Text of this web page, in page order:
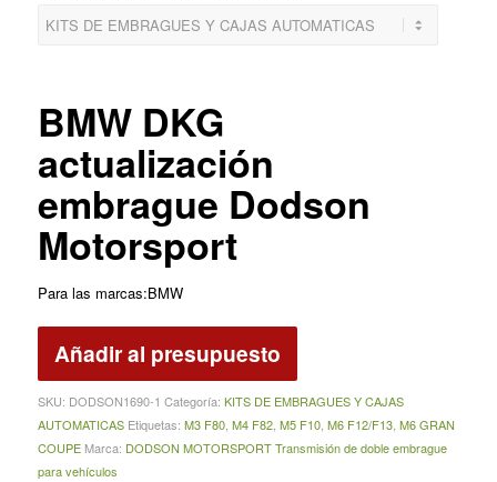
BMW DKG
actualización
embrague Dodson
Motorsport
Para las marcas:BMW
Añadir al presupuesto
SKU: DODSON1690-1 Categoría: KITS DE EMBRAGUES Y CAJAS
AUTOMATICAS Etiquetas: M3 F80, M4 F82, M5 F10, M6 F12/F13, M6 GRAN
COUPE Marca: DODSON MOTORSPORT Transmisión de doble embrague
para vehículos